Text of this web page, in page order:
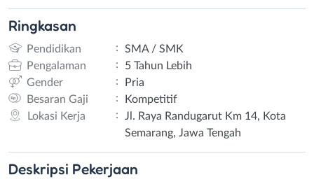
Ringkasan
Pendidikan :
SMA / SMK
Pengalaman
:
5 Tahun Lebih
Gender
:
Pria
Besaran Gaji
:
Kompetitif
Lokasi Kerja
:
Jl. Raya Randugarut Km 14, Kota
Semarang, Jawa Tengah
Deskripsi Pekerjaan